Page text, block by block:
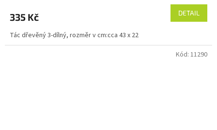
335 Kč DETAIL
Tác dřevěný 3-dílný, rozměr v cm:cca 43 x 22
Kód: 11290